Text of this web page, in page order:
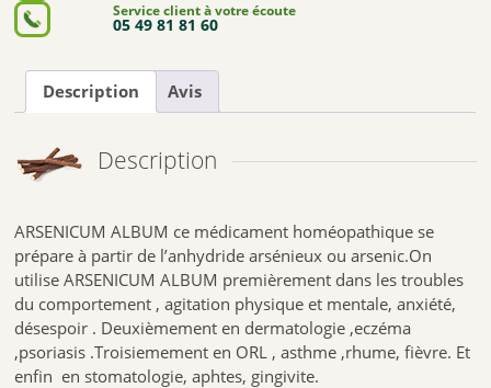
Service client à votre écoute
05 49 81 81 60
Description Avis
Description
ARSENICUM ALBUM ce médicament homéopathique se
prépare à partir de l’anhydride arsénieux ou arsenic.On
utilise ARSENICUM ALBUM premièrement dans les troubles
du comportement , agitation physique et mentale, anxiété,
désespoir . Deuxièmement en dermatologie ,eczéma
,psoriasis .Troisiemement en ORL , asthme ,rhume, fièvre. Et
enfin en stomatologie, aphtes, gingivite.